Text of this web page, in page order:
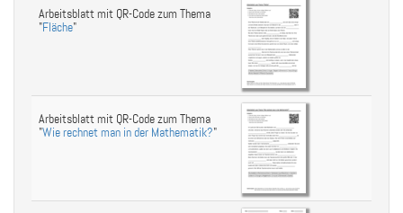
Arbeitsblatt mit QR-Code zum Thema
"Fläche"
Arbeitsblatt mit QR-Code zum Thema
"Wie rechnet man in der Mathematik?"